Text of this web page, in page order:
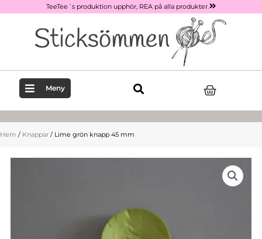
TeeTee´s produktion upphör, REA på alla produkter.
Meny
Hem / Knappar / Lime grön knapp 45 mm